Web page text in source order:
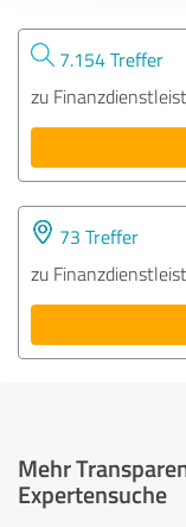
7.154 Treffer
zu
73 Treffer
zu
Mehr
Expertensuche